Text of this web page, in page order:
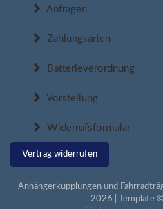
Anfragen
Zahlungsarten
Batterieverordnung
Vorstellung
Widerrufsformular
Vertrag widerrufen
Anhängerkupplungen und
2026 | Template